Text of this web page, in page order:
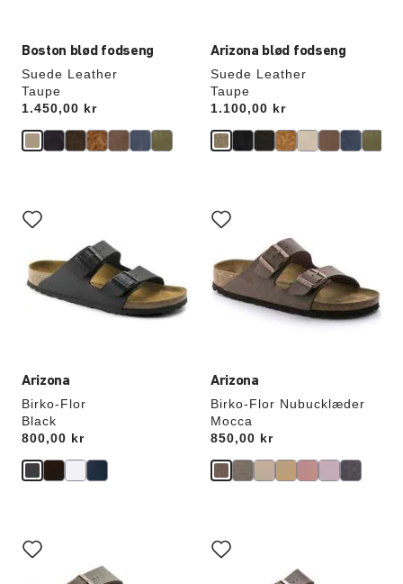
Boston blød fodseng
Suede Leather
Taupe
Price:
1.450,00 kr
Arizona blød fodseng
Suede Leather
Taupe
Price:
1.100,00 kr
Arizona
Birko-Flor
Black
Price:
800,00 kr
med
prøvefarver
opdatere
produktbilledet
Arizona
Birko-Flor Nubucklæder
Mocca
Price:
850,00 kr
med
prøvefarver
opdatere
produktbilledet
med
prøvefarver
med
prøvefarver